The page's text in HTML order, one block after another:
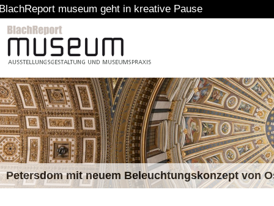
museum geht in kreative Pause
Petersdom mit neuem Beleuchtungskonzept von